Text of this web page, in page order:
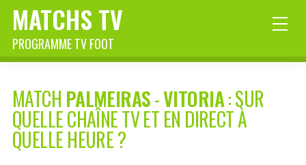
MATCHS TV
PROGRAMME TV FOOT
MATCH PALMEIRAS-VITORIA: SUR
QUELLE CHAÎNE TV ET EN DIRECT À
QUELLE HEURE ?